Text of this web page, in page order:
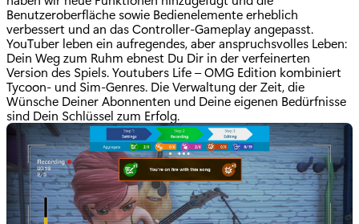
Benutzeroberfläche sowie Bedienelemente erheblich
verbessert und an das Controller-Gameplay angepasst.
YouTuber leben ein aufregendes, aber anspruchsvolles Leben:
Dein Weg zum Ruhm ebnest Du Dir in der verfeinerten
Version des Spiels. Youtubers Life – OMG Edition kombiniert
Tycoon- und Sim-Genres. Die Verwaltung der Zeit, die
Wünsche Deiner Abonnenten und Deine eigenen Bedürfnisse
sind Dein Schlüssel zum Erfolg.